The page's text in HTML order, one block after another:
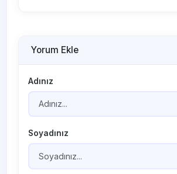
Yorum Ekle
Adınız
Soyadınız